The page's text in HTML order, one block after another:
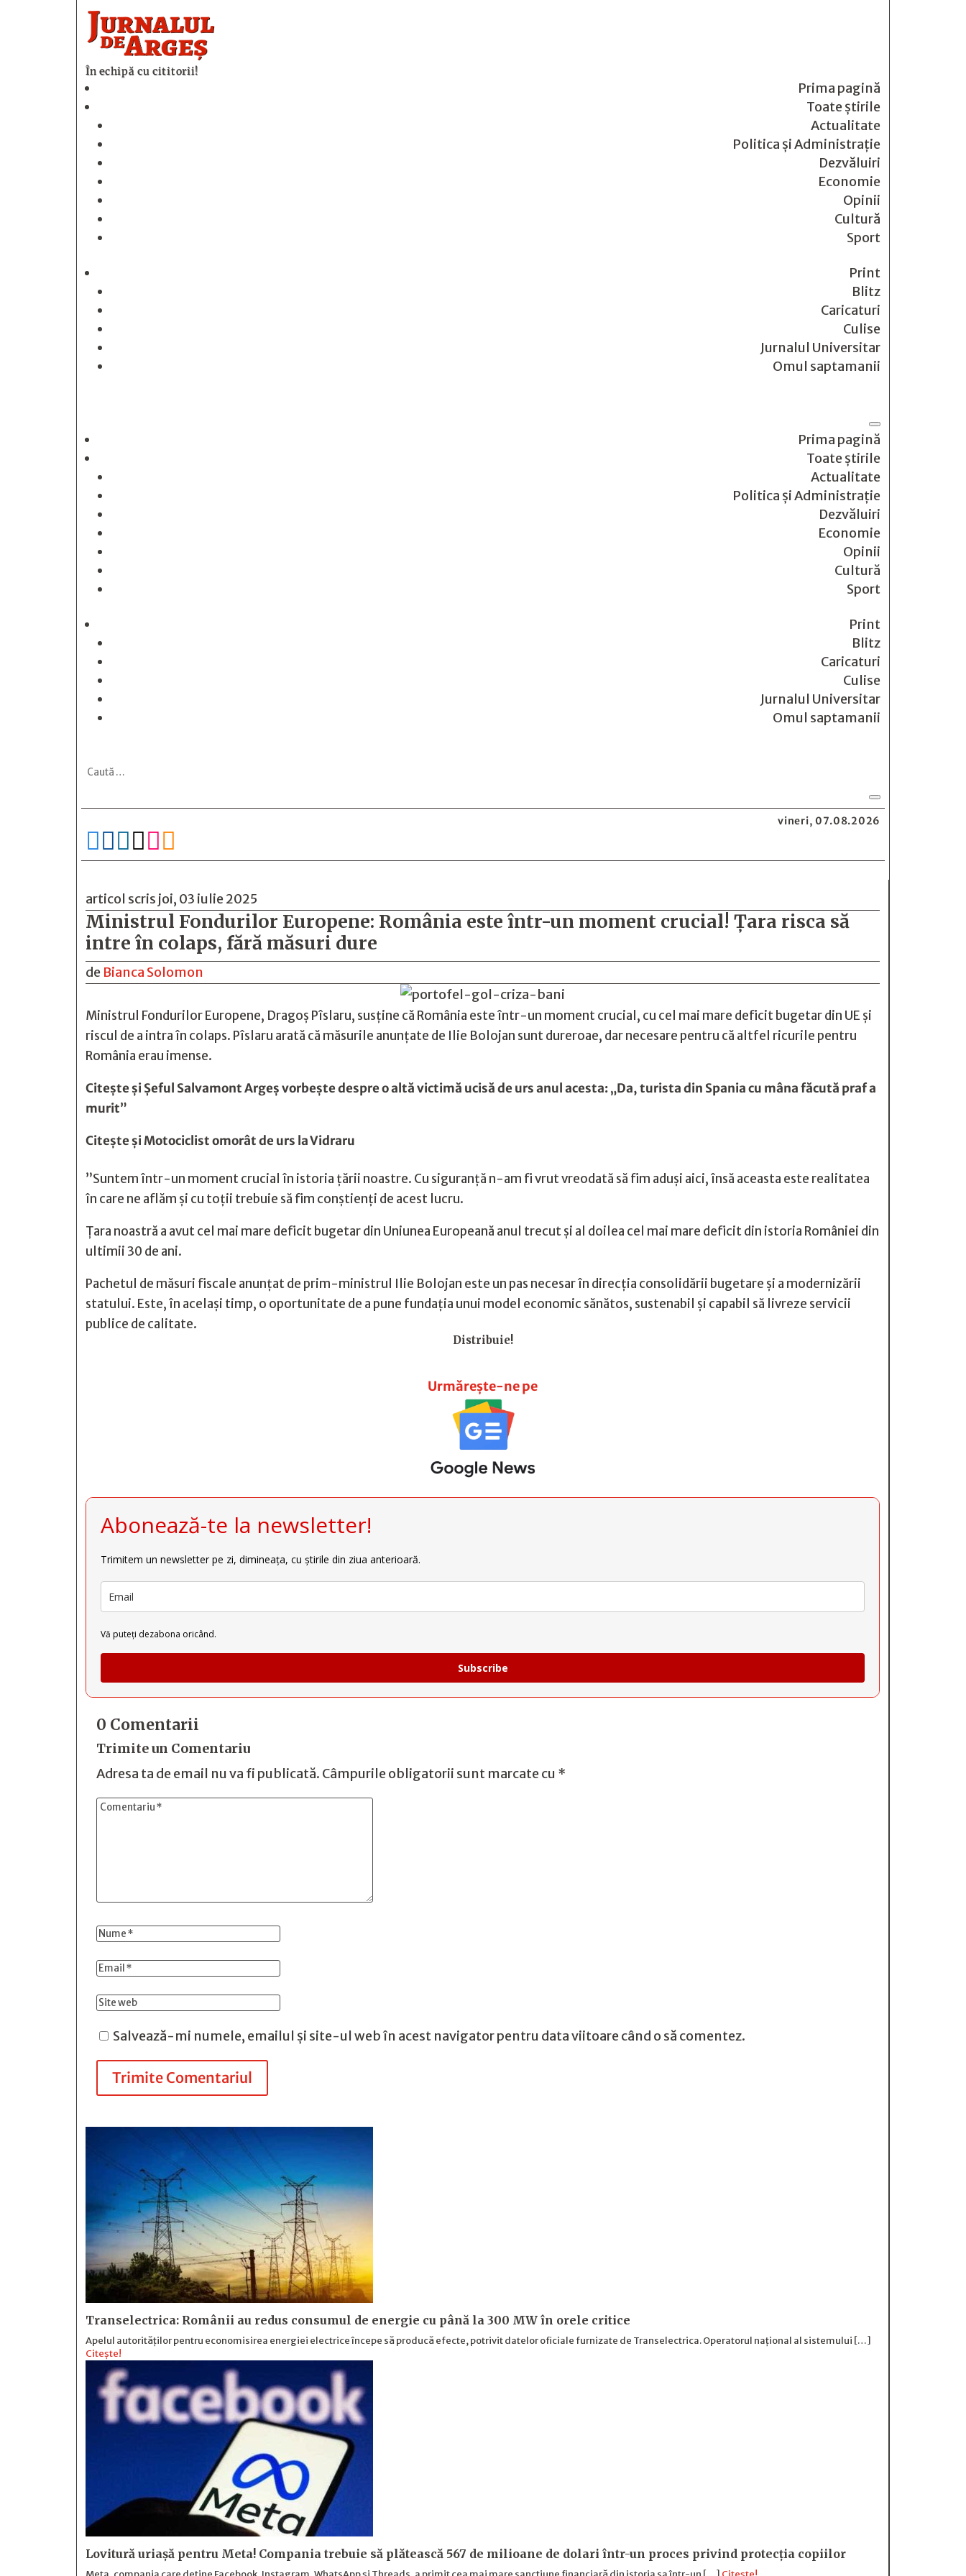
În echipă cu cititorii!
Prima pagină
Toate știrile
Actualitate
Politica și Administrație
Dezvăluiri
Economie
Opinii
Cultură
Sport
Print
Blitz
Caricaturi
Culise
Jurnalul Universitar
Omul saptamanii
Prima pagină
Toate știrile
Actualitate
Politica și Administrație
Dezvăluiri
Economie
Opinii
Cultură
Sport
Print
Blitz
Caricaturi
Culise
Jurnalul Universitar
Omul saptamanii
vineri, 07.08.2026

articol scris joi, 03 iulie 2025
Ministrul Fondurilor Europene: România este într-un moment crucial! Țara risca să
intre în colaps, fără măsuri dure
de Bianca Solomon
Ministrul Fondurilor Europene, Dragoș Pîslaru, susține că România este într-un moment crucial, cu cel mai mare deficit bugetar din UE și
riscul de a intra în colaps. Pîslaru arată că măsurile anunțate de Ilie Bolojan sunt dureroae, dar necesare pentru că altfel ricurile pentru
România erau imense.
Citește șiȘeful Salvamont Argeș vorbește despre o altă victimă ucisă de urs anul acesta: „Da, turista din Spania cu mâna făcută praf a
murit”
Citește șiMotociclist omorât de urs la Vidraru
”Suntem într-un moment crucial în istoria țării noastre. Cu siguranță n-am fi vrut vreodată să fim aduși aici, însă aceasta este realitatea
în care ne aflăm și cu toții trebuie să fim conștienți de acest lucru.
Țara noastră a avut cel mai mare deficit bugetar din Uniunea Europeană anul trecut și al doilea cel mai mare deficit din istoria României din
ultimii 30 de ani.
Pachetul de măsuri fiscale anunțat de prim-ministrul Ilie Bolojan este un pas necesar în direcția consolidării bugetare și a modernizării
statului. Este, în același timp, o oportunitate de a pune fundația unui model economic sănătos, sustenabil și capabil să livreze servicii
publice de calitate.
Distribuie!
Urmărește-ne pe
Abonează-te la newsletter!
Trimitem un newsletter pe zi, dimineața, cu știrile din ziua anterioară.
Vă puteți dezabona oricând.
Subscribe
0 Comentarii
Trimite un Comentariu
Adresa ta de email nu va fi publicată. Câmpurile obligatorii sunt marcate cu *
Salvează-mi numele, emailul și site-ul web în acest navigator pentru data viitoare când o să comentez.
Trimite Comentariul
Transelectrica: Românii au redus consumul de energie cu până la 300 MW în orele critice
Apelul autorităților pentru economisirea energiei electrice începe să producă efecte, potrivit datelor oficiale furnizate de Transelectrica. Operatorul național al sistemului […]
Citește!
Lovitură uriașă pentru Meta! Compania trebuie să plătească 567 de milioane de dolari într-un proces privind protecția copiilor